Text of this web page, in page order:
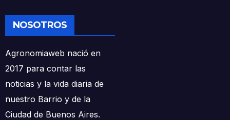
NOSOTROS
Agronomiaweb nació en
2017 para contar las
noticias y la vida diaria de
nuestro Barrio y de la
Ciudad de Buenos Aires.